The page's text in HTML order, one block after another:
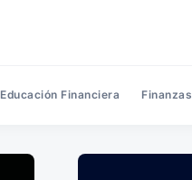
Educación Financiera Finanzas